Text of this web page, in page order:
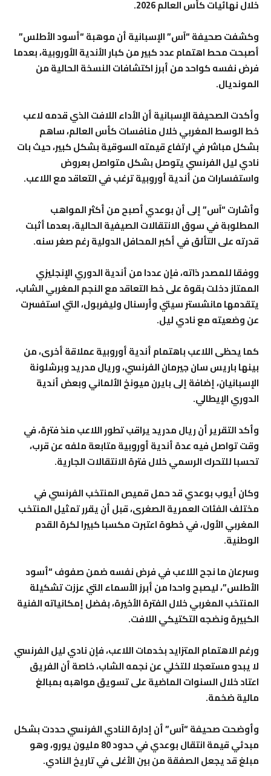
خلال نهائيات كأس العالم 2026.
وكشفت صحيفة “آس” الإسبانية أن موهبة “أسود الأطلس”
أصبحت محط اهتمام عدد كبير من كبار الأندية الأوروبية، بعدما
فرض نفسه كواحد من أبرز اكتشافات النسخة الحالية من
المونديال.
وأكدت الصحيفة الإسبانية أن الأداء اللافت الذي قدمه لاعب
خط الوسط المغربي خلال منافسات كأس العالم، ساهم
بشكل مباشر في ارتفاع قيمته السوقية بشكل كبير، حيث بات
نادي ليل الفرنسي يتوصل بشكل متواصل بعروض
واستفسارات من أندية أوروبية ترغب في التعاقد مع اللاعب.
وأشارت “آس” إلى أن بوعدي أصبح من أكثر المواهب
المطلوبة في سوق الانتقالات الصيفية الحالية، بعدما أثبت
قدرته على التألق في أكبر المحافل الدولية رغم صغر سنه.
ووفقا للمصدر ذاته، فإن عددا من أندية الدوري الإنجليزي
الممتاز دخلت بقوة على خط التعاقد مع النجم المغربي الشاب،
يتقدمها مانشستر سيتي وأرسنال وليفربول، التي استفسرت
عن وضعيته مع نادي ليل.
كما يحظى اللاعب باهتمام أندية أوروبية عملاقة أخرى، من
بينها باريس سان جيرمان الفرنسي، وريال مدريد وبرشلونة
الإسبانيان، إضافة إلى بايرن ميونخ الألماني وبعض أندية
الدوري الإيطالي.
وأكد التقرير أن ريال مدريد يراقب تطور اللاعب منذ فترة، في
وقت تواصل فيه عدة أندية أوروبية متابعة ملفه عن قرب،
تحسبا للتحرك الرسمي خلال فترة الانتقالات الجارية.
وكان أيوب بوعدي قد حمل قميص المنتخب الفرنسي في
مختلف الفئات العمرية الصغرى، قبل أن يقرر تمثيل المنتخب
المغربي الأول، في خطوة اعتبرت مكسبا كبيرا لكرة القدم
الوطنية.
وسرعان ما نجح اللاعب في فرض نفسه ضمن صفوف “أسود
الأطلس”، ليصبح واحدا من أبرز الأسماء التي عززت تشكيلة
المنتخب المغربي خلال الفترة الأخيرة، بفضل إمكانياته الفنية
الكبيرة ونضجه التكتيكي اللافت.
ورغم الاهتمام المتزايد بخدمات اللاعب، فإن نادي ليل الفرنسي
لا يبدو مستعجلا للتخلي عن نجمه الشاب، خاصة أن الفريق
اعتاد خلال السنوات الماضية على تسويق مواهبه بمبالغ
مالية ضخمة.
وأوضحت صحيفة “آس” أن إدارة النادي الفرنسي حددت بشكل
مبدئي قيمة انتقال بوعدي في حدود 80 مليون يورو، وهو
مبلغ قد يجعل الصفقة من بين الأغلى في تاريخ النادي.